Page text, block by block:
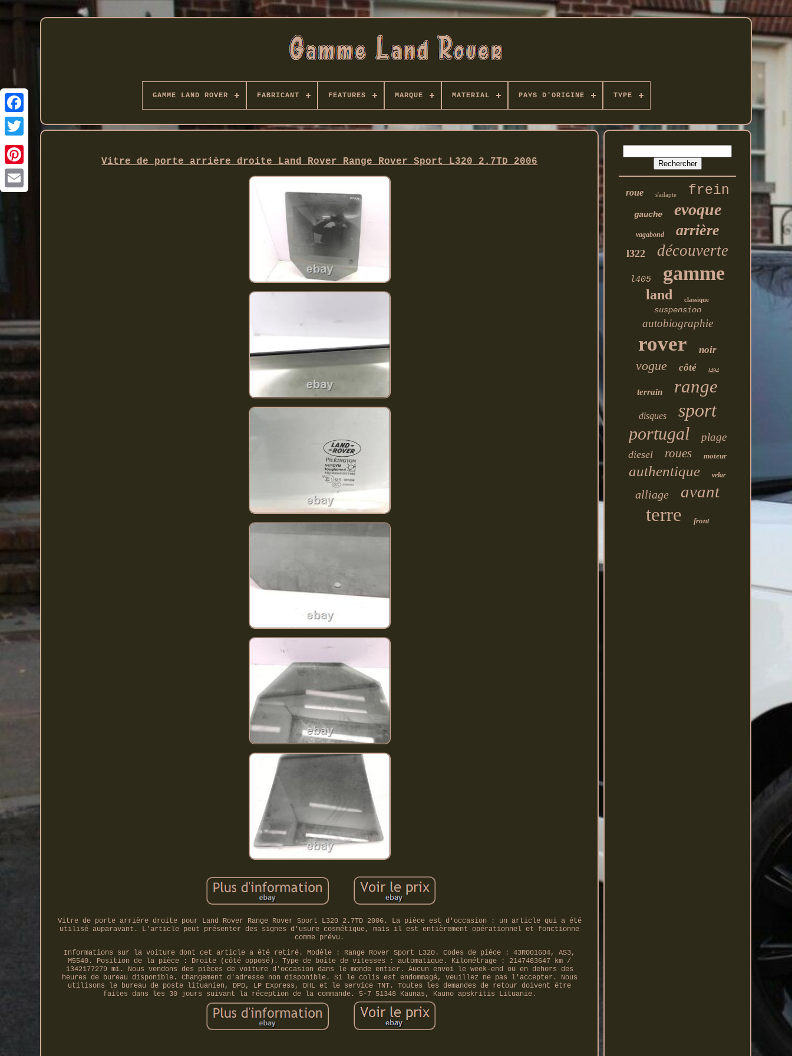
Twitter
GAMME LAND ROVER FABRICANT FEATURES MARQUE MATERIAL PAYS D'ORIGINE TYPE
Vitre de porte arrière droite Land Rover Range Rover Sport L320 2.7TD 2006
Vitre de porte arrière droite pour Land Rover Range Rover Sport L320 2.7TD 2006. La pièce est d'occasion : un article qui a été
utilisé auparavant. L'article peut présenter des signes d'usure cosmétique, mais il est entièrement opérationnel et fonctionne
comme prévu.
Informations sur la voiture dont cet article a été retiré. Modèle : Range Rover Sport L320. Codes de pièce : 43R001604, AS3,
M5540. Position de la pièce : Droite (côté opposé). Type de boîte de vitesses : automatique. Kilométrage : 2147483647 km /
1342177279 mi. Nous vendons des pièces de voiture d'occasion dans le monde entier. Aucun envoi le week-end ou en dehors des
heures de bureau disponible. Changement d'adresse non disponible. Si le colis est endommagé, veuillez ne pas l'accepter. Nous
utilisons le bureau de poste lituanien, DPD, LP Express, DHL et le service TNT. Toutes les demandes de retour doivent être
faites dans les 30 jours suivant la réception de la commande. 5-7 51348 Kaunas, Kauno apskritis Lituanie.
roue s'adapte frein
gauche evoque
vagabond arrière
l322 découverte
l405 gamme
land classique
suspension
autobiographie
rover noir
vogue côté l494
terrain range
disques sport
portugal plage
diesel roues moteur
authentique velar
alliage avant
terre front